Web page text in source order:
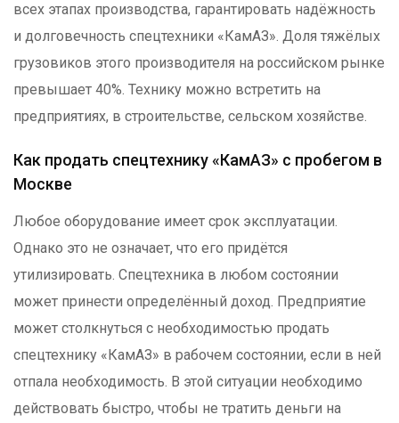
всех этапах производства, гарантировать надёжность
и долговечность спецтехники «КамАЗ». Доля тяжёлых
грузовиков этого производителя на российском рынке
превышает 40%. Технику можно встретить на
предприятиях, в строительстве, сельском хозяйстве.
Как продать спецтехнику «КамАЗ» с пробегом в
Москве
Любое оборудование имеет срок эксплуатации.
Однако это не означает, что его придётся
утилизировать. Спецтехника в любом состоянии
может принести определённый доход. Предприятие
может столкнуться с необходимостью продать
спецтехнику «КамАЗ» в рабочем состоянии, если в ней
отпала необходимость. В этой ситуации необходимо
действовать быстро, чтобы не тратить деньги на